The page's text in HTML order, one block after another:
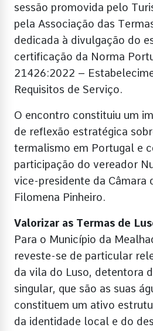
sessão promovida pelo
pela Associação das
dedicada à divulgação do
certificação da Norma
21426:2022 –
Requisitos de Serviço.
O encontro constituiu um
de reflexão estratégica
termalismo em Portugal e
participação do vereador
vice-presidente da Câmara
Filomena Pinheiro.
Valorizar as Termas de
Para o Município da
reveste-se de particular
da vila do Luso, detentora
singular, que são as suas
constituem um ativo
da identidade local e do